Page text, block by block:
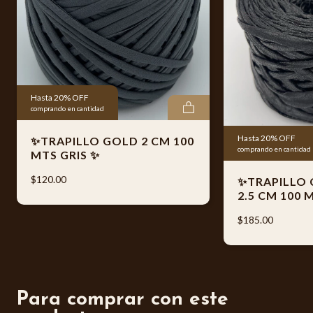
logotipo oficial de Trapillo El Original® y código de barras
individual, garantizando autenticidad, control de calidad y
fácil identificación del producto.
🌟 Ideal para elaborar:
* Bolsas
* Mochilas
Hasta 20% OFF
comprando en cantidad
✨TRAPILLO GOLD 2 CM 100
MTS GRIS ✨
$120.00
Hasta 20% OFF
comprando en cantidad
✨TRAPILLO
2.5 CM 100
$185.00
Para comprar con este